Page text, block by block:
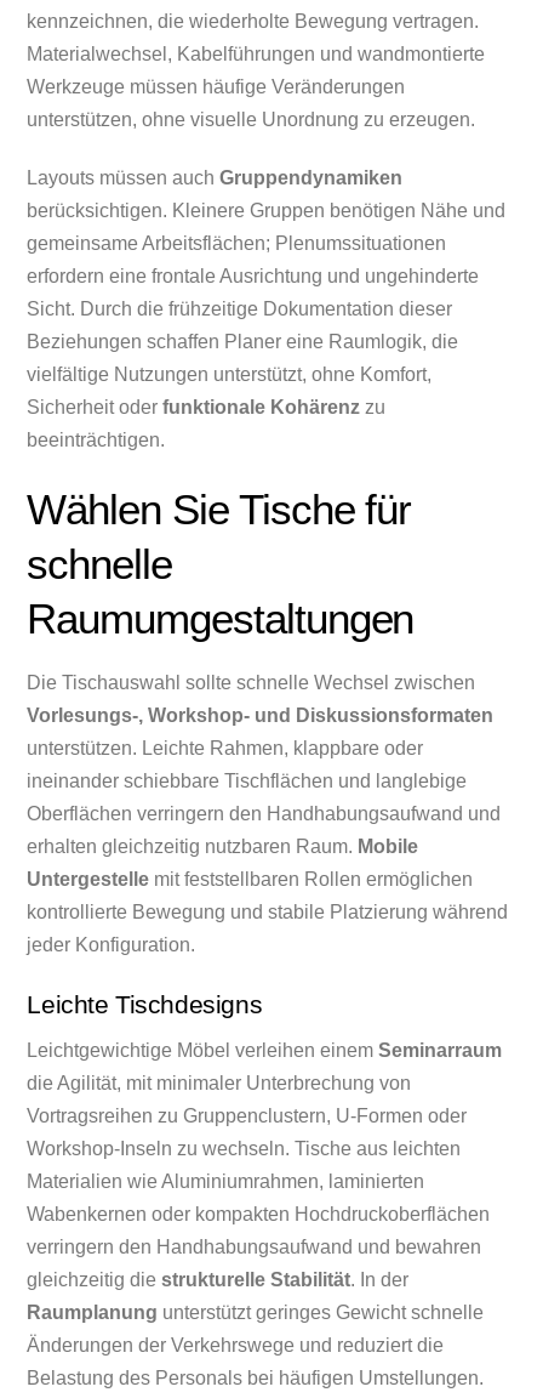
kennzeichnen, die wiederholte Bewegung vertragen.
Materialwechsel, Kabelführungen und wandmontierte
Werkzeuge müssen häufige Veränderungen
unterstützen, ohne visuelle Unordnung zu erzeugen.
Layouts müssen auchGruppendynamiken
berücksichtigen. Kleinere Gruppen benötigen Nähe und
gemeinsame Arbeitsflächen; Plenumssituationen
erfordern eine frontale Ausrichtung und ungehinderte
Sicht. Durch die frühzeitige Dokumentation dieser
Beziehungen schaffen Planer eine Raumlogik, die
vielfältige Nutzungen unterstützt, ohne Komfort,
Sicherheit oderfunktionale Kohärenz zu
beeinträchtigen.
Wählen Sie Tische für
schnelle
Raumumgestaltungen
Die Tischauswahl sollte schnelle Wechsel zwischen
Vorlesungs-, Workshop- und Diskussionsformaten
unterstützen. Leichte Rahmen, klappbare oder
ineinander schiebbare Tischflächen und langlebige
Oberflächen verringern den Handhabungsaufwand und
erhalten gleichzeitig nutzbaren Raum. Mobile
Untergestelle mit feststellbaren Rollen ermöglichen
kontrollierte Bewegung und stabile Platzierung während
jeder Konfiguration.
Leichte Tischdesigns
Leichtgewichtige Möbel verleihen einemSeminarraum
die Agilität, mit minimaler Unterbrechung von
Vortragsreihen zu Gruppenclustern, U-Formen oder
Workshop-Inseln zu wechseln. Tische aus leichten
Materialien wie Aluminiumrahmen, laminierten
Wabenkernen oder kompakten Hochdruckoberflächen
verringern den Handhabungsaufwand und bewahren
gleichzeitig diestrukturelle Stabilität. In der
Raumplanung unterstützt geringes Gewicht schnelle
Änderungen der Verkehrswege und reduziert die
Belastung des Personals bei häufigen Umstellungen.